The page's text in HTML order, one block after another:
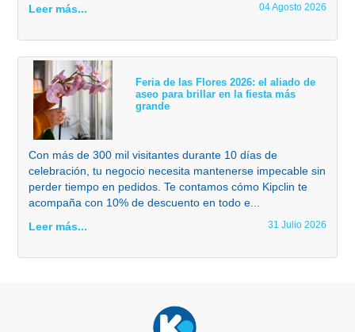
Leer más... 04 Agosto 2026
Feria de las Flores 2026: el aliado de
aseo para brillar en la fiesta más
grande
Con más de 300 mil visitantes durante 10 días de
celebración, tu negocio necesita mantenerse impecable sin
perder tiempo en pedidos. Te contamos cómo Kipclin te
acompaña con 10% de descuento en todo e...
Leer más...
31 Julio 2026